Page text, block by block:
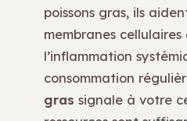
poissons gras, ils
membranes
l’inflammation
consommation
gras signale à votre